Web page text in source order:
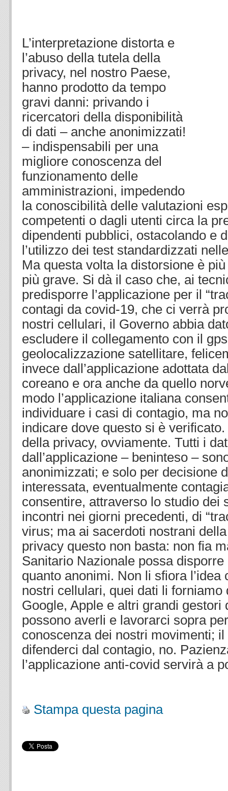
L’interpretazione distorta e
l’abuso della tutela della
privacy, nel nostro Paese,
hanno prodotto da tempo
gravi danni: privando i
ricercatori della disponibilità
di dati – anche anonimizzati!
– indispensabili per una
migliore conoscenza del
funzionamento delle
amministrazioni, impedendo
la conoscibilità delle valutazioni
competenti o dagli utenti circa la
dipendenti pubblici, ostacolando e
l’utilizzo dei test standardizzati
Ma questa volta la distorsione è
più grave. Si dà il caso che, ai
predisporre l’applicazione per il
contagi da covid-19, che ci verrà
nostri cellulari, il Governo abbia
escludere il collegamento con il
geolocalizzazione satellitare,
invece dall’applicazione adottata
coreano e ora anche da quello
modo l’applicazione italiana
individuare i casi di contagio, ma
indicare dove questo si è
della privacy, ovviamente. Tutti i
dall’applicazione – beninteso –
anonimizzati; e solo per decisione
interessata, eventualmente
consentire, attraverso lo studio dei
incontri nei giorni precedenti, di
virus; ma ai sacerdoti nostrani
privacy questo non basta: non fia
Sanitario Nazionale possa
quanto anonimi. Non li sfiora l’idea
nostri cellulari, quei dati li forniamo
Google, Apple e altri grandi gestori
possono averli e lavorarci sopra
conoscenza dei nostri movimenti;
difenderci dal contagio, no.
l’applicazione anti-covid servirà a
Stampa questa pagina